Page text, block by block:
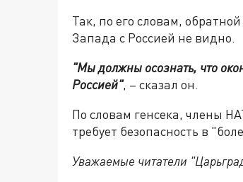
Так, по его словам,
Запада с Россией не видно.
"Мы должны осознать, что
Россией", – сказал он.
По словам генсека, члены
требует безопасность в
Уважаемые читатели